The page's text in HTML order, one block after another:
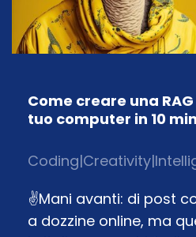
Come creare una
tuo computer in 10
Coding|Creativity|
✌️Mani avanti: di post
a dozzine online, ma